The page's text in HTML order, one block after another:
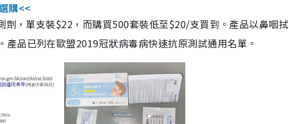
購<<
劑，單支裝$22，而購買500套裝低至$20/支買到。產品以鼻咽
品已列在歐盟2019冠狀病毒病快速抗原測試通用名單。